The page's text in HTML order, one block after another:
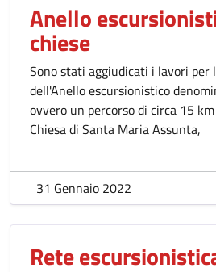
Anello
chiese
Sono stati aggiudicati i lavori per
dell'Anello escursionistico
ovvero un percorso di circa 15
Chiesa di Santa Maria Assunta,
31 Gennaio 2022
Rete